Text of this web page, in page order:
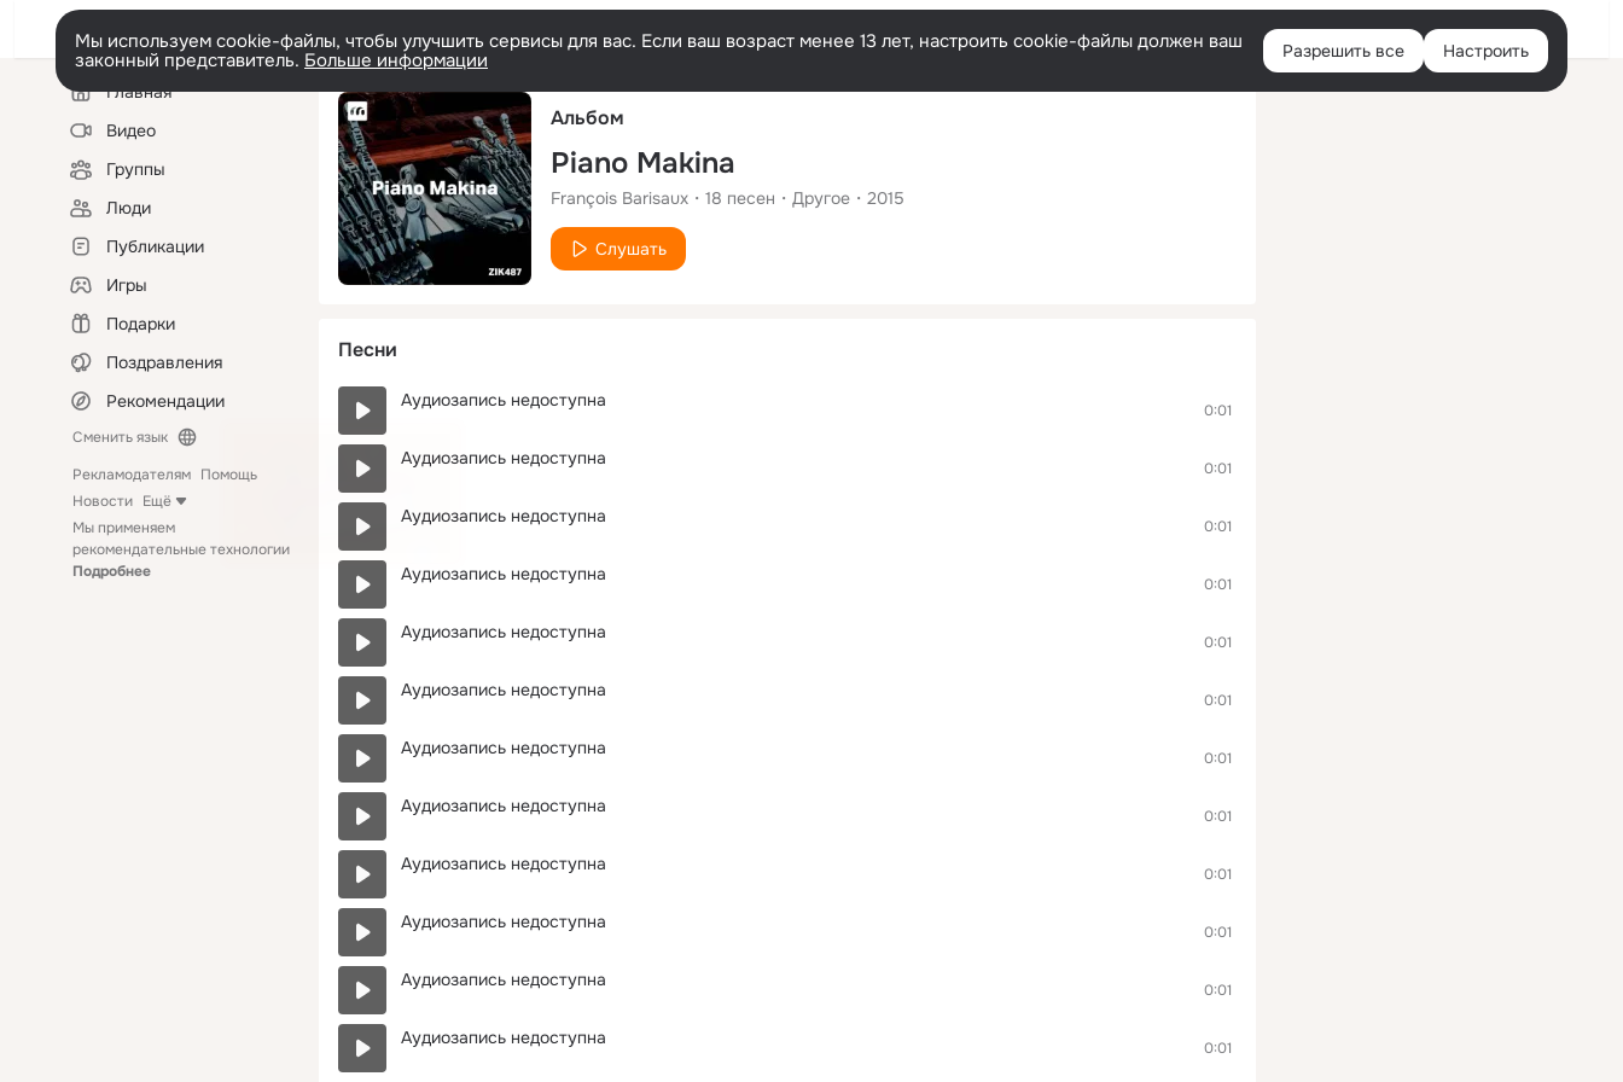
Русский Войти
Мы используем cookie-файлы, чтобы улучшить сервисы для вас. Если ваш возраст менее 13 лет, настроить cookie-файлы должен ваш
законный представитель. Больше информации Разрешить все Настроить
Левая
колонкаГлавная
Видео
Группы
Люди
Публикации
Игры
Подарки
Поздравления
Рекомендации
Сменить язык
Рекламодателям Помощь
Новости Ещё
Мы применяем
рекомендательные технологии
Подробнее
Альбом
Piano Makina
François Barisaux 18 песен Другое 2015
Слушать
Песни
Аудиозапись недоступна 0:01
Аудиозапись недоступна 0:01
Аудиозапись недоступна 0:01
Аудиозапись недоступна 0:01
Аудиозапись недоступна 0:01
Аудиозапись недоступна 0:01
Аудиозапись недоступна 0:01
Аудиозапись недоступна 0:01
Аудиозапись недоступна 0:01
Аудиозапись недоступна 0:01
Аудиозапись недоступна 0:01
Аудиозапись недоступна 0:01